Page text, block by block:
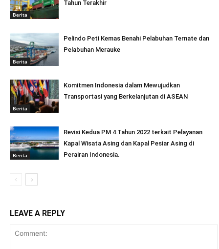
Berita
Tahun Terakhir
Berita
Pelindo Peti Kemas Benahi Pelabuhan Ternate dan
Pelabuhan Merauke
Berita
Komitmen Indonesia dalam Mewujudkan
Transportasi yang Berkelanjutan di ASEAN
Berita
Revisi Kedua PM 4 Tahun 2022 terkait Pelayanan
Kapal Wisata Asing dan Kapal Pesiar Asing di
Perairan Indonesia.
LEAVE A REPLY